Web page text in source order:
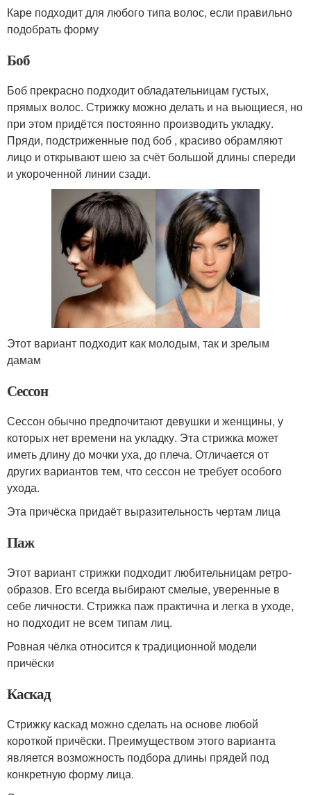
Каре подходит для любого типа волос, если правильно
подобрать форму
Боб
Боб прекрасно подходит обладательницам густых,
прямых волос. Стрижку можно делать и на вьющиеся, но
при этом придётся постоянно производить укладку.
Пряди, подстриженные под боб , красиво обрамляют
лицо и открывают шею за счёт большой длины спереди
и укороченной линии сзади.
Этот вариант подходит как молодым, так и зрелым
дамам
Сессон
Сессон обычно предпочитают девушки и женщины, у
которых нет времени на укладку. Эта стрижка может
иметь длину до мочки уха, до плеча. Отличается от
других вариантов тем, что сессон не требует особого
ухода.
Эта причёска придаёт выразительность чертам лица
Паж
Этот вариант стрижки подходит любительницам ретро-
образов. Его всегда выбирают смелые, уверенные в
себе личности. Стрижка паж практична и легка в уходе,
но подходит не всем типам лиц.
Ровная чёлка относится к традиционной модели
причёски
Каскад
Стрижку каскад можно сделать на основе любой
короткой причёски. Преимуществом этого варианта
является возможность подбора длины прядей под
конкретную форму лица.